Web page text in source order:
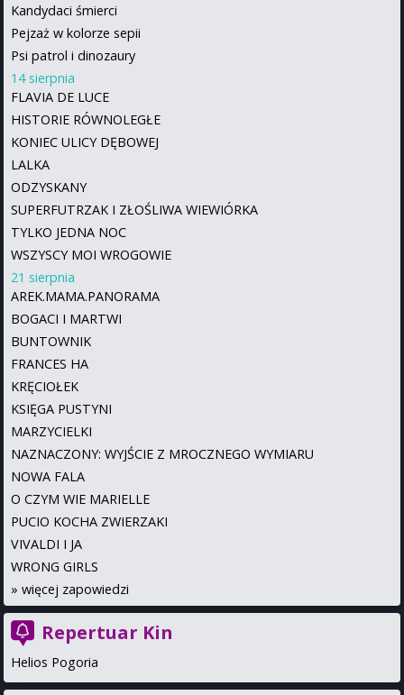
Kandydaci śmierci
Pejzaż w kolorze sepii
Psi patrol i dinozaury
14 sierpnia
FLAVIA DE LUCE
HISTORIE RÓWNOLEGŁE
KONIEC ULICY DĘBOWEJ
LALKA
ODZYSKANY
SUPERFUTRZAK I ZŁOŚLIWA WIEWIÓRKA
TYLKO JEDNA NOC
WSZYSCY MOI WROGOWIE
21 sierpnia
AREK.MAMA.PANORAMA
BOGACI I MARTWI
BUNTOWNIK
FRANCES HA
KRĘCIOŁEK
KSIĘGA PUSTYNI
MARZYCIELKI
NAZNACZONY: WYJŚCIE Z MROCZNEGO WYMIARU
NOWA FALA
O CZYM WIE MARIELLE
PUCIO KOCHA ZWIERZAKI
VIVALDI I JA
WRONG GIRLS
» więcej zapowiedzi
Repertuar Kin
Helios Pogoria